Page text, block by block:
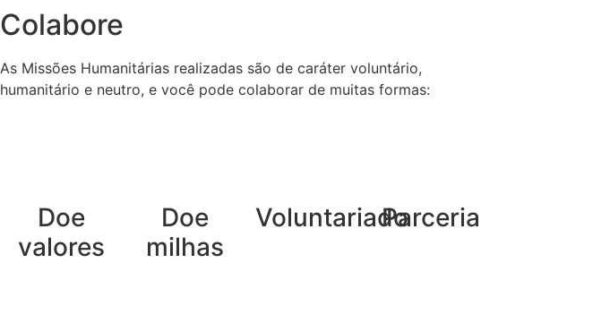
Colabore
As Missões Humanitárias realizadas são de caráter voluntário,
humanitário e neutro, e você pode colaborar de muitas formas:
Doe
valores
Doe
milhas
VoluntariadoParceria